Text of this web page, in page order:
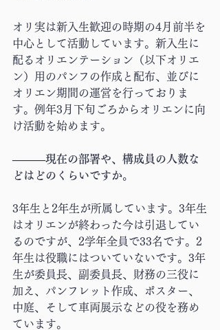
オリ実は新入生歓迎の時期の4月前半を
中心として活動しています。新入生に
配るオリエンテーション（以下オリエ
ン）用のパンフの作成と配布、並びに
オリエン期間の運営を行っておりま
す。例年3月下旬ごろからオリエンに向
け活動を始めます。
―――現在の部署や、構成員の人数な
どはどのくらいですか。
3年生と2年生が所属しています。3年生
はオリエンが終わった今は引退してい
るのですが、2学年全員で33名です。2
年生は役職にはついていないです。3年
生が委員長、副委員長、財務の三役に
加え、パンフレット作成、ポスター、
中庭、そして車両展示などの役を務め
ています。